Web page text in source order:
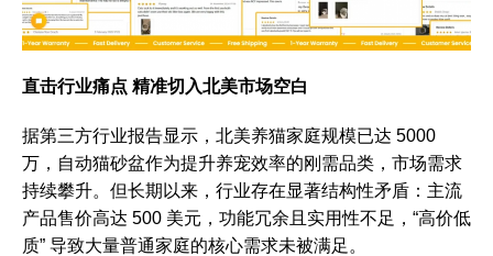
直击行业痛点 精准切入北美市场空白
据第三方行业报告显示，北美养猫家庭规模已达 5000
万，自动猫砂盆作为提升养宠效率的刚需品类，市场需求
持续攀升。但长期以来，行业存在显著结构性矛盾：主流
产品售价高达 500 美元，功能冗余且实用性不足，“高价低
质” 导致大量普通家庭的核心需求未被满足。